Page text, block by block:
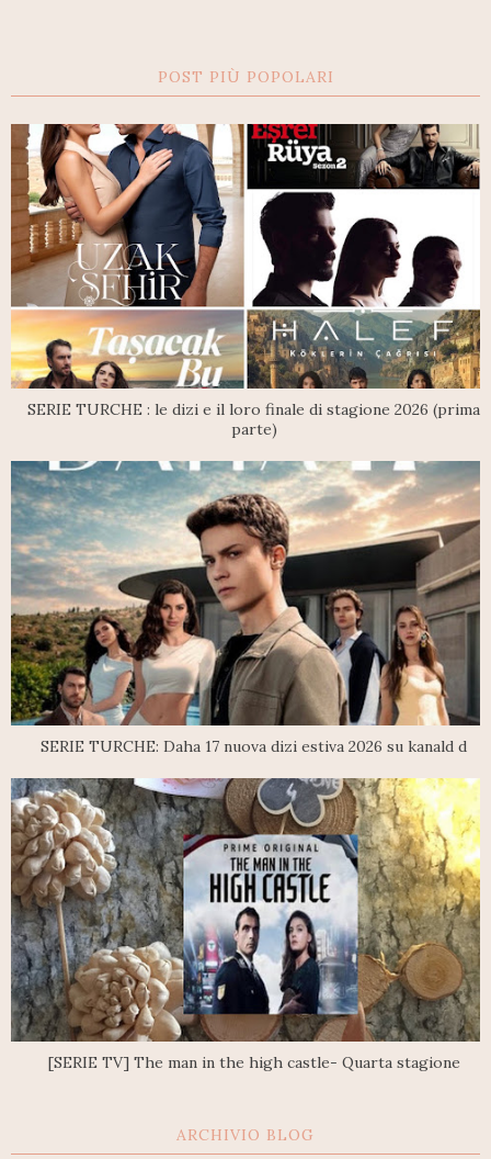
POST PIÙ POPOLARI
SERIE TURCHE : le dizi e il loro finale di stagione 2026 (prima
parte)
SERIE TURCHE: Daha 17 nuova dizi estiva 2026 su kanald d
[SERIE TV] The man in the high castle- Quarta stagione
ARCHIVIO BLOG